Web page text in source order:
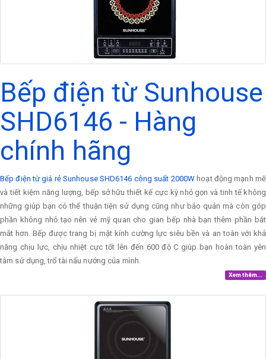
Bếp điện từ Sunhouse
SHD6146 - Hàng
chính hãng
Bếp điện từ giá rẻ Sunhouse SHD6146 công suất 2000W hoạt động mạnh mẽ
và tiết kiệm năng lượng, bếp sở hữu thiết kế cực kỳ nhỏ gọn và tinh tế không
những giúp bạn có thể thuận tiện sử dụng cũng như bảo quản mà còn góp
phần không nhỏ tạo nên vẻ mỹ quan cho gian bếp nhà bạn thêm phần bắt
mắt hơn. Bếp được trang bị mặt kính cường lực siêu bền và an toàn với khả
năng chịu lực, chịu nhiệt cực tốt lên đến 600 độ C giúp bạn hoàn toàn yên
tâm sử dụng, trổ tài nấu nướng của mình.
Xem thêm...